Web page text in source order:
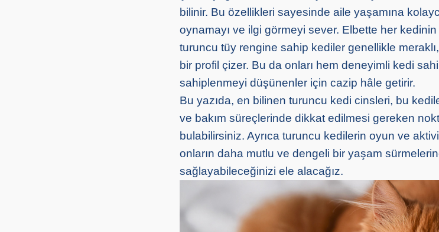
bilinir. Bu özellikleri sayesinde aile yaşamına
oynamayı ve ilgi görmeyi sever. Elbette her kedinin
turuncu tüy rengine sahip kediler genellikle
bir profil çizer. Bu da onları hem deneyimli kedi
sahiplenmeyi düşünenler için cazip hâle getirir.
Bu yazıda, en bilinen turuncu kedi cinsleri, bu
ve bakım süreçlerinde dikkat edilmesi gereken
bulabilirsiniz. Ayrıca turuncu kedilerin oyun ve
onların daha mutlu ve dengeli bir yaşam
sağlayabileceğinizi ele alacağız.